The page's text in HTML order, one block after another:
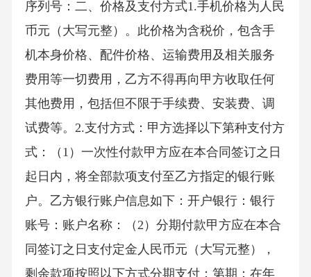
序列号：二、价格及支付方式1.手机价格为人民
币元（大写元整）。此价格为含税价，包含手
机本身价格、配件价格、运输费用及相关服务
费用等一切费用，乙方不得再向甲方收取任何
其他费用，包括但不限于手续费、安装费、调
试费等。2.支付方式：甲方选择以下第种支付方
式：（1）一次性付款甲方应在本合同签订之日
起日内，将全部款项支付至乙方指定的银行账
户。乙方银行账户信息如下：开户银行：银行
账号：账户名称：（2）分期付款甲方应在本合
同签订之日支付定金人民币元（大写元整），
剩余款项按照以下方式分期支付：第期：在年